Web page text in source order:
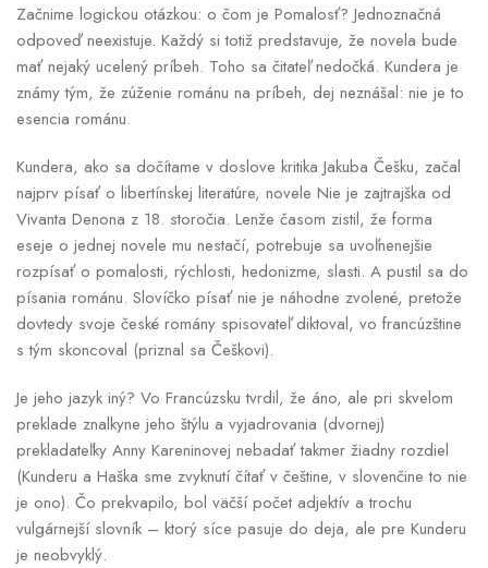
Začnime logickou otázkou: o čom je Pomalosť? Jednoznačná
odpoveď neexistuje. Každý si totiž predstavuje, že novela bude
mať nejaký ucelený príbeh. Toho sa čitateľ nedočká. Kundera je
známy tým, že zúženie románu na príbeh, dej neznášal: nie je to
esencia románu.
Kundera, ako sa dočítame v doslove kritika Jakuba Češku, začal
najprv písať o libertínskej literatúre, novele Nie je zajtrajška od
Vivanta Denona z 18. storočia. Lenže časom zistil, že forma
eseje o jednej novele mu nestačí, potrebuje sa uvoľnenejšie
rozpísať o pomalosti, rýchlosti, hedonizme, slasti. A pustil sa do
písania románu. Slovíčko písať nie je náhodne zvolené, pretože
dovtedy svoje české romány spisovateľ diktoval, vo francúzštine
s tým skoncoval (priznal sa Češkovi).
Je jeho jazyk iný? Vo Francúzsku tvrdil, že áno, ale pri skvelom
preklade znalkyne jeho štýlu a vyjadrovania (dvornej)
prekladateľky Anny Kareninovej nebadať takmer žiadny rozdiel
(Kunderu a Haška sme zvyknutí čítať v češtine, v slovenčine to nie
je ono). Čo prekvapilo, bol väčší počet adjektív a trochu
vulgárnejší slovník – ktorý síce pasuje do deja, ale pre Kunderu
je neobvyklý.